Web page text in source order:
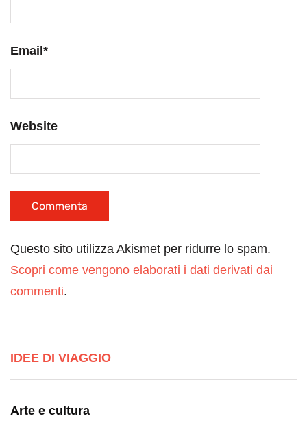
Email *
Website
Questo sito utilizza Akismet per ridurre lo spam.
Scopri come vengono elaborati i dati derivati dai
commenti.
IDEE DI VIAGGIO
Arte e cultura